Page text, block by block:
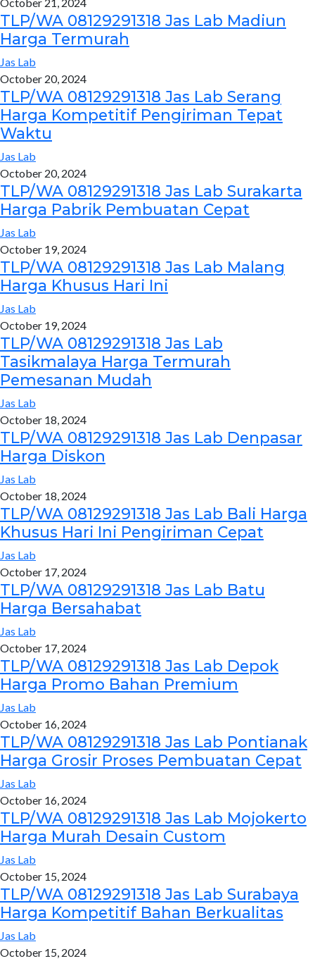
TLP/WA 08129291318 Jas Lab Madiun
Harga Termurah
Jas Lab
October 20, 2024
TLP/WA 08129291318 Jas Lab Serang
Harga Kompetitif Pengiriman Tepat
Waktu
Jas Lab
October 20, 2024
TLP/WA 08129291318 Jas Lab Surakarta
Harga Pabrik Pembuatan Cepat
Jas Lab
October 19, 2024
TLP/WA 08129291318 Jas Lab Malang
Harga Khusus Hari Ini
Jas Lab
October 19, 2024
TLP/WA 08129291318 Jas Lab
Tasikmalaya Harga Termurah
Pemesanan Mudah
Jas Lab
October 18, 2024
TLP/WA 08129291318 Jas Lab Denpasar
Harga Diskon
Jas Lab
October 18, 2024
TLP/WA 08129291318 Jas Lab Bali Harga
Khusus Hari Ini Pengiriman Cepat
Jas Lab
October 17, 2024
TLP/WA 08129291318 Jas Lab Batu
Harga Bersahabat
Jas Lab
October 17, 2024
TLP/WA 08129291318 Jas Lab Depok
Harga Promo Bahan Premium
Jas Lab
October 16, 2024
TLP/WA 08129291318 Jas Lab Pontianak
Harga Grosir Proses Pembuatan Cepat
Jas Lab
October 16, 2024
TLP/WA 08129291318 Jas Lab Mojokerto
Harga Murah Desain Custom
Jas Lab
October 15, 2024
TLP/WA 08129291318 Jas Lab Surabaya
Harga Kompetitif Bahan Berkualitas
Jas Lab
October 15, 2024